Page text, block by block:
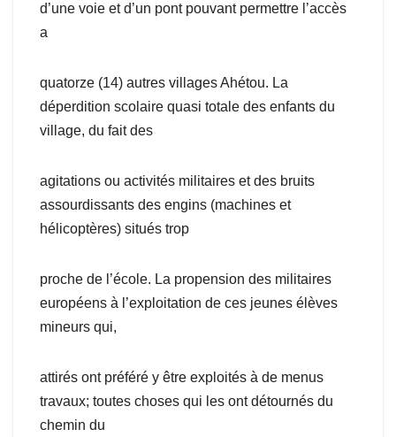
d’une voie et d’un pont pouvant permettre l’accès
a
quatorze (14) autres villages Ahétou. La
déperdition scolaire quasi totale des enfants du
village, du fait des
agitations ou activités militaires et des bruits
assourdissants des engins (machines et
hélicoptères) situés trop
proche de l’école. La propension des militaires
européens à l’exploitation de ces jeunes élèves
mineurs qui,
attirés ont préféré y être exploités à de menus
travaux; toutes choses qui les ont détournés du
chemin du